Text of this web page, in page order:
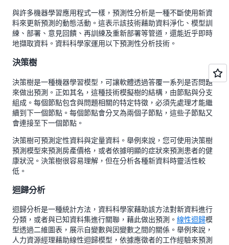
與許多機器學習應用程式一樣，預測性分析是一種不斷使用新資
料來更新預測的動態活動。這表示該技術藉助資料淨化、模型訓
練、部署、意見回饋、再訓練及重新部署等管道，還能近乎即時
地擷取資料。資料科學家運用以下預測性分析技術。
決策樹
決策樹是一種機器學習模型，可讓軟體透過答覆一系列是否問題
來做出預測。正如其名，這種技術模擬樹的結構，由節點與分支
組成。每個節點包含與問題相關的特定特徵，必須先處理才能繼
續到下一個節點。每個節點會分叉為兩個子節點，這些子節點又
會連接至下一個節點。
決策樹可預測定性資料與定量資料。舉例來說，您可使用決策樹
預測模型來預測房產價格，或者依據明顯的症狀來預測患者的健
康狀況。決策樹很容易理解，但在分析各種新資料時靈活性較
低。
迴歸分析
迴歸分析是一種統計方法，資料科學家藉助該方法對新資料進行
分類，或者與已知資料集進行關聯，藉此做出預測。 線性迴歸模
型透過二維圖表，展示自變數與因變數之間的關係。舉例來說，
人力資源經理藉助線性迴歸模型，依據應徵者的工作經驗來預測